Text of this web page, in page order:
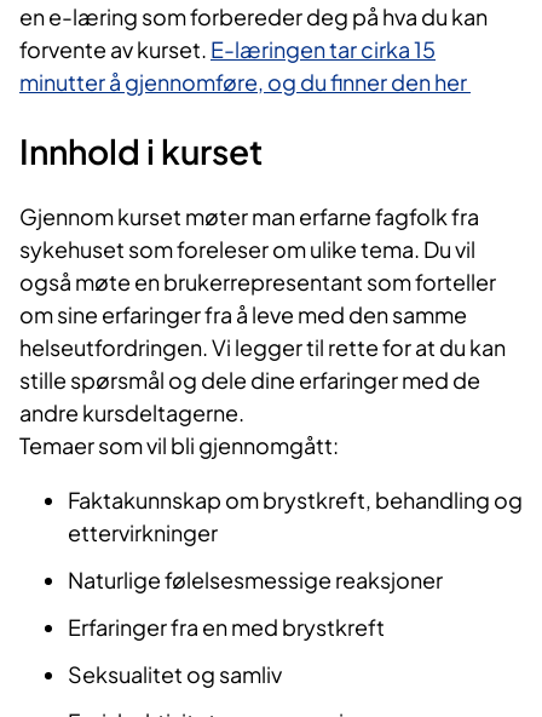
en e-læring som forbereder deg på hva du kan
forvente av kurset. E-læringen tar cirka 15
minutter å gjennomføre, og du finner den her​
Innhold i kurset​
Gjenno​m kurset møter man erfarne fagfolk fra
sykehuset som foreleser om ulike tema. Du vil
også møte en brukerrepresentant som forteller
om sine erfaringer fra å leve med den samme
helseutfordringen. Vi legger til rette for at du kan
stille spørsmål og dele dine erfaringer med de
andre kursdeltagerne.​
Temaer som vil bli gjennomgått:
Faktakunnskap om brystkreft, behandling og
ettervirkninger
Naturlige følelsesmessige reaksjoner
Erfaringer fra en med brystkreft
Seksualitet og samliv